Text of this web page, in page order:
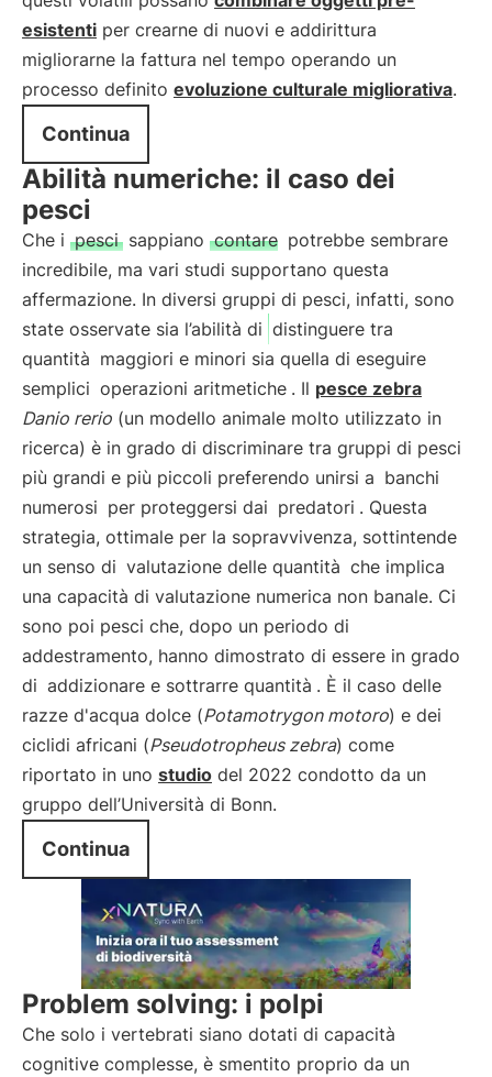
esistenti per crearne di nuovi e addirittura
migliorarne la fattura nel tempo operando un
processo definito evoluzione culturale migliorativa.
Continua
Abilità numeriche: il caso dei
pesci
Che i pesci sappiano contare potrebbe sembrare
incredibile, ma vari studi supportano questa
affermazione. In diversi gruppi di pesci, infatti, sono
state osservate sia l’abilità di distinguere tra
quantità maggiori e minori sia quella di eseguire
semplici operazioni aritmetiche . Il pesce zebra
Danio rerio (un modello animale molto utilizzato in
ricerca) è in grado di discriminare tra gruppi di pesci
più grandi e più piccoli preferendo unirsi a banchi
numerosi per proteggersi dai predatori . Questa
strategia, ottimale per la sopravvivenza, sottintende
un senso di valutazione delle quantità che implica
una capacità di valutazione numerica non banale. Ci
sono poi pesci che, dopo un periodo di
addestramento, hanno dimostrato di essere in grado
di addizionare e sottrarre quantità . È il caso delle
razze d'acqua dolce (Potamotrygon motoro) e dei
ciclidi africani (Pseudotropheus zebra) come
riportato in uno studio del 2022 condotto da un
gruppo dell’Università di Bonn.
Continua
Problem solving: i polpi
Che solo i vertebrati siano dotati di capacità
cognitive complesse, è smentito proprio da un